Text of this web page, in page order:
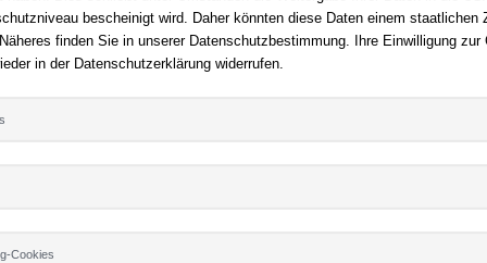
bescheinigt wird. Daher könnten diese Daten einem staatlichen
finden Sie in unserer Datenschutzbestimmung. Ihre Einwilligung zur
in der Datenschutzerklärung widerrufen.
Cookies
Zahlung und Versand
Batterienhinweis
FOLGEN SIE